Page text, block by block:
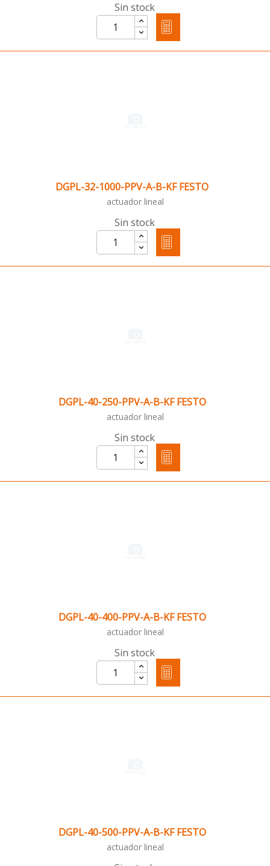
Sin stock
DGPL-32-1000-PPV-A-B-KF FESTO
actuador lineal
Sin stock
DGPL-40-250-PPV-A-B-KF FESTO
actuador lineal
Sin stock
DGPL-40-400-PPV-A-B-KF FESTO
actuador lineal
Sin stock
DGPL-40-500-PPV-A-B-KF FESTO
actuador lineal